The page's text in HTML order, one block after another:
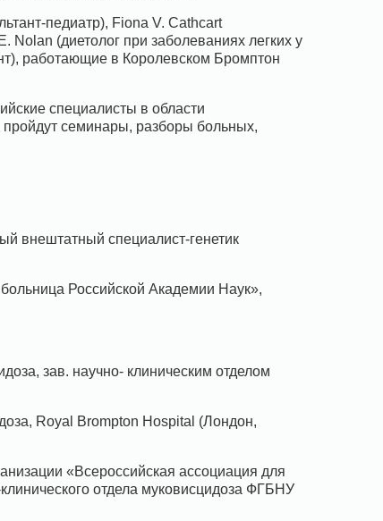
педиатр), Fiona V. Cathcart
Nolan (диетолог при заболеваниях легких у
работающие в Королевском Бромптон
специалисты в области
пройдут семинары, разборы больных,
внештатный специалист-генетик
Российской Академии Наук»,
зав. научно- клиническим отделом
Royal Brompton Hospital (Лондон,
«Всероссийская ассоциация для
отдела муковисцидоза ФГБНУ